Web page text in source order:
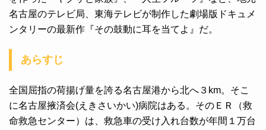
名古屋のテレビ局、東海テレビが制作した劇場版ドキュメ
ンタリーの最新作『その鼓動に耳を当てよ』だ。
あらすじ
全国屈指の荷揚げ量を誇る名古屋港から北へ３km。そこ
に名古屋掖済会(えきさいかい)病院はある。そのＥＲ（救
命救急センター）は、救急車の受け入れ台数が年間１万台